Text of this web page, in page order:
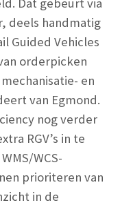
deels handmatig
Guided Vehicles
orderpicken
en
van Egmond.
nog verder
RGV’s in te
WCS-
prioriteren van
in de